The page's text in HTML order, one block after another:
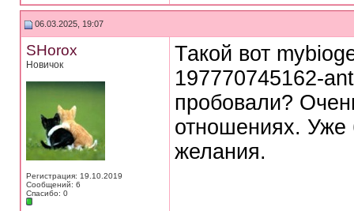
06.03.2025, 19:07
SHorox
Новичок
Регистрация: 19.10.2019
Сообщений: 6
Спасибо: 0
Такой вот
197770745162-
пробовали?
отношениях. Уже
желания.